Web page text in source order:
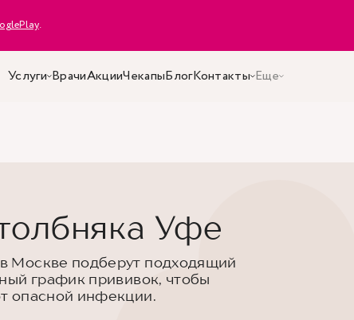
.
Услуги ВрачиАкцииЧекапыБлогКонтакты Еще
Уфе
Москве подберут подходящий
график прививок, чтобы
опасной инфекции.